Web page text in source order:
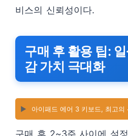
비스의 신뢰성이다.
구매 후 활용 팁:
감 가치 극대화
▶️ 아이패드 에어 3 키보드, 최고의
구매 후 2~3주 사이에 설